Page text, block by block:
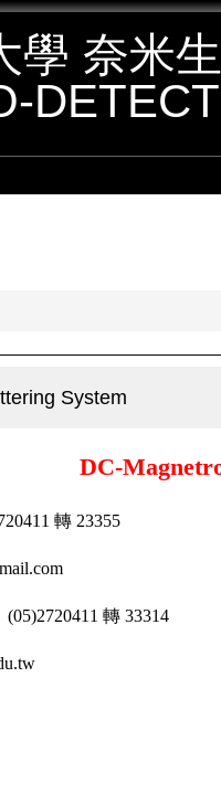
學 奈米
System
DC-
轉 23355
(05)2720411 轉 33314